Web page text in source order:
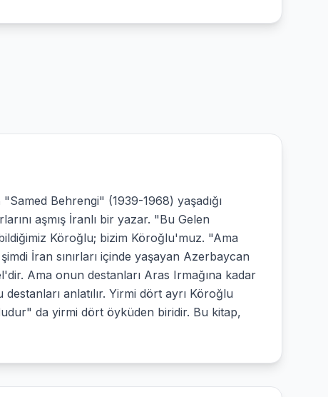
Behrengi" (1939-1968) yaşadığı
aşmış İranlı bir yazar. "Bu Gelen
Köroğlu; bizim Köroğlu'muz. "Ama
İran sınırları içinde yaşayan Azerbaycan
Ama onun destanları Aras Irmağına kadar
anlatılır. Yirmi dört ayrı Köroğlu
da yirmi dört öyküden biridir. Bu kitap,